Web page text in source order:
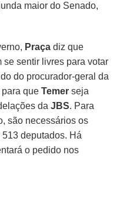
maior do Senado,
Praça diz que
sentir livres para votar
do procurador-geral da
para queTemer seja
daJBS. Para
são necessários os
deputados. Há
o pedido nos